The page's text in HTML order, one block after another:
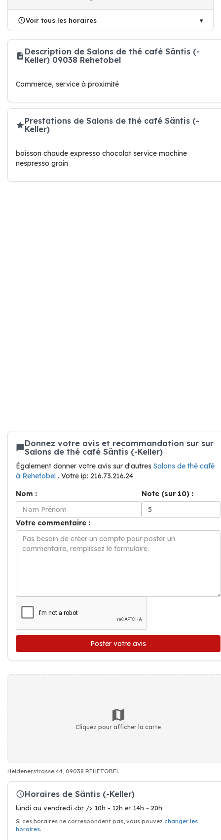
Voir tous les horaires
Description de Salons de thé café Säntis (-
Keller) 09038 Rehetobel
Commerce, service à proximité
Prestations de Salons de thé café Säntis (-
Keller)
boisson chaude expresso chocolat service machine
nespresso grain
Donnez votre avis et recommandation sur sur
Salons de thé café Säntis (-Keller)
Également donner votre avis sur d'autres Salons de thé café
à Rehetobel . Votre ip: 216.73.216.24
Nom :
Note (sur 10) :
Votre commentaire :
Poster votre avis
Cliquez pour afficher la carte
Heidenerstrasse 44, 09038 REHETOBEL
Horaires de Säntis (-Keller)
lundi au vendredi <br /> 10h - 12h et 14h - 20h
Si ces horaires ne correspondent pas, vous pouvez changer les
horaires.